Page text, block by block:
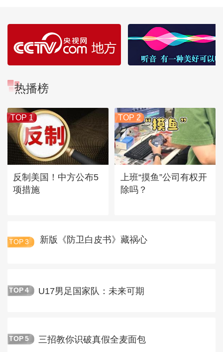
热播榜
TOP 1
反制美国！中方公布5
项措施
TOP 2
上班“摸鱼”公司有权开
除吗？
TOP 3 新版《防卫白皮书》藏祸心
TOP 4 U17男足国家队：未来可期
TOP 5 三招教你识破真假全麦面包